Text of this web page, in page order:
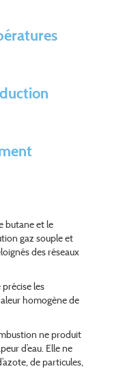
butane et le
gaz souple et
des réseaux
les
homogène de
ne produit
d’eau. Elle ne
de particules,